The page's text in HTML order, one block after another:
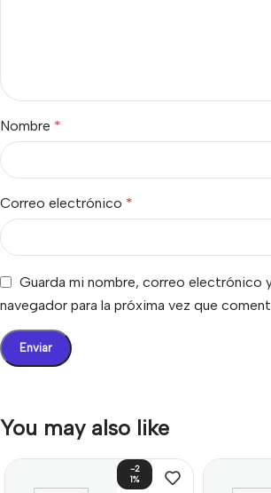
Nombre *
Correo electrónico *
Guarda mi nombre, correo electrónico
navegador para la próxima vez que
You may also like
-2
1%